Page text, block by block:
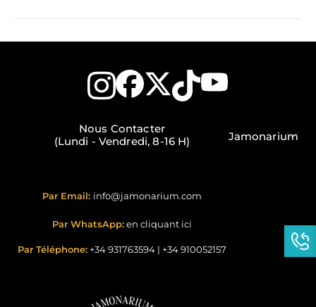
Nous Contacter
(Lundi - Vendredi, 8-16 H)
Par Email: info@jamonarium.com
Par WhatsApp:en cliquant ici
Par Téléphone: +34 931763594 | +34 910052157
Jamonarium